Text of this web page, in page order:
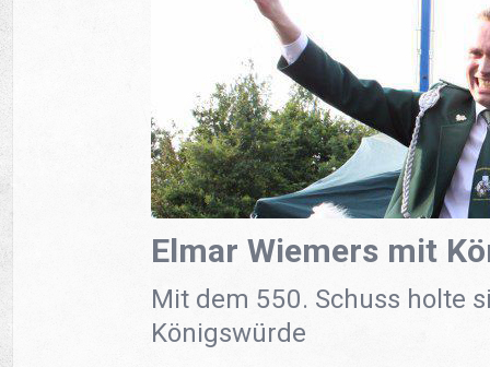
Elmar Wiemers mit
Mit dem 550. Schuss holte
Königswürde